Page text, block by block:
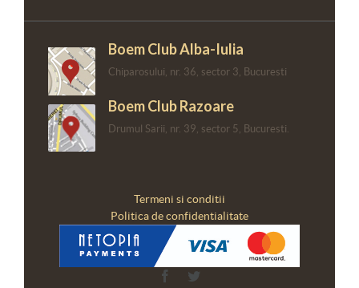
Boem Club Alba-Iulia
Chiparosului, nr. 36, sector 3, Bucuresti
Boem Club Razoare
Drumul Sarii, nr. 39, sector 5, Bucuresti.
Termeni si conditii
Politica de confidentialitate
Facebook